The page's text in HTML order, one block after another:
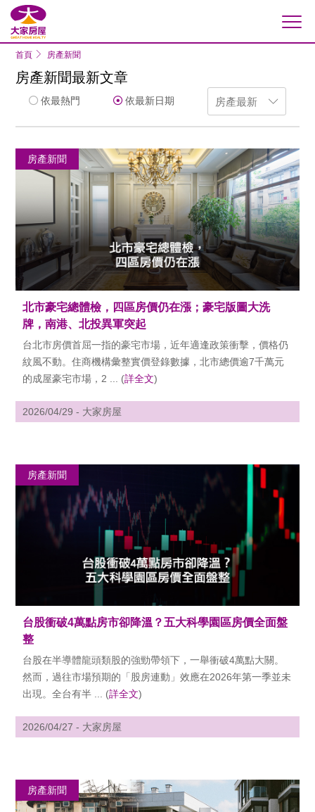
首頁 房產新聞
房產新聞最新文章
依最熱門 依最新日期
房產新聞
北市豪宅總體檢，四區房價仍在漲；豪宅版圖大洗
牌，南港、北投異軍突起
台北市房價首屈一指的豪宅市場，近年適逢政策衝擊，價格仍
紋風不動。住商機構彙整實價登錄數據，北市總價逾7千萬元
的成屋豪宅市場，2 ... (詳全文)
2026/04/29 - 大家房屋
房產新聞
台股衝破4萬點房市卻降溫？五大科學園區房價全面盤
整
台股在半導體龍頭類股的強勁帶領下，一舉衝破4萬點大關。
然而，過往市場預期的「股房連動」效應在2026年第一季並未
出現。全台有半 ... (詳全文)
2026/04/27 - 大家房屋
房產新聞